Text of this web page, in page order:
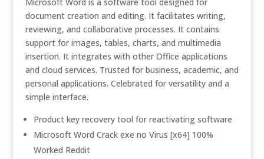
document creation and editing. It facilitates writing,
reviewing, and collaborative processes. It contains
support for images, tables, charts, and multimedia
insertion. It integrates with other Office applications
and cloud services. Trusted for business, academic, and
personal applications. Celebrated for versatility and a
simple interface.
Product key recovery tool for reactivating software
Microsoft Word Crack exe no Virus [x64] 100%
Worked Reddit